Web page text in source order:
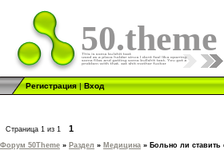
50.theme
Регистрация|Вход
Страница 1 из 1 1
Форум 50Theme » Раздел » Медицина » Больно ли